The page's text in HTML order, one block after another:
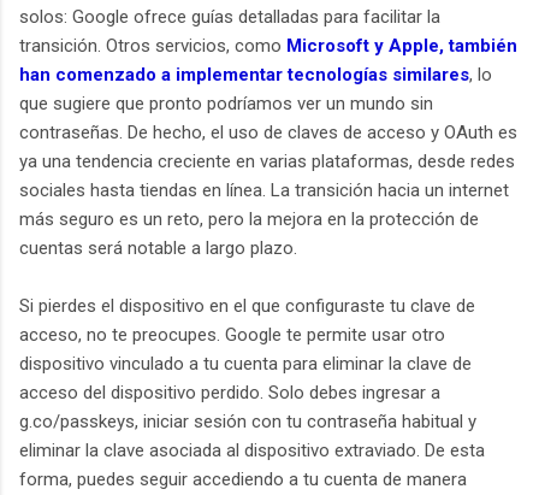
solos: Google ofrece guías detalladas para facilitar la
transición. Otros servicios, como Microsoft y Apple, también
han comenzado a implementar tecnologías similares, lo
que sugiere que pronto podríamos ver un mundo sin
contraseñas. De hecho, el uso de claves de acceso y OAuth es
ya una tendencia creciente en varias plataformas, desde redes
sociales hasta tiendas en línea. La transición hacia un internet
más seguro es un reto, pero la mejora en la protección de
cuentas será notable a largo plazo.
Si pierdes el dispositivo en el que configuraste tu clave de
acceso, no te preocupes. Google te permite usar otro
dispositivo vinculado a tu cuenta para eliminar la clave de
acceso del dispositivo perdido. Solo debes ingresar a
g.co/passkeys, iniciar sesión con tu contraseña habitual y
eliminar la clave asociada al dispositivo extraviado. De esta
forma, puedes seguir accediendo a tu cuenta de manera